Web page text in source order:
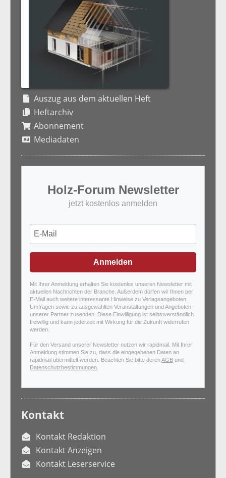
Auszug aus dem aktuellen Heft
Heftarchiv
Abonnement
Mediadaten
Holz-Forum Newsletter
jetzt kostenlos anmelden
Anmelden
Mit Ihrer Anmeldung erhalten Sie kostenlos unseren Newsletter mit
aktuellen Nachrichten der Branche. Außerdem dürfen wir Ihnen per
E-Mail auch weitere interessante Hinweise zu Verlagsangeboten,
Umfragen sowie zu ausgewählten Veranstaltungen und Angeboten
unserer Partner zusenden. Diese Einwilligung ist selbstverständlich
freiwillig und kann jederzeit mit Wirkung für die Zukunft widerrufen
werden.
Für den Versand unserer Newsletter nutzen wir rapidmail. Mit Ihrer
Anmeldung stimmen Sie zu, dass die eingegebenen Daten an
rapidmail übermittelt werden. Beachten Sie bitte derenAGB und
Datenschutzbestimmungen
Kontakt
Kontakt Redaktion
Kontakt Anzeigen
Kontakt Leserservice